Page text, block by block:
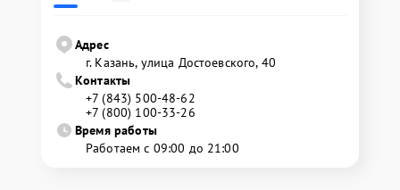
Адрес
г. Казань, улица Достоевского, 40
Контакты
+7 (843) 500-48-62
+7 (800) 100-33-26
Время работы
Работаем с 09:00 до 21:00